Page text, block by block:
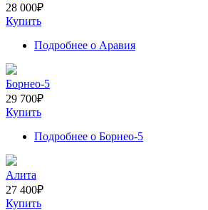
28 000₽
Купить
Подробнее о Аравия
Борнео-5
29 700₽
Купить
Подробнее о Борнео-5
Алита
27 400₽
Купить